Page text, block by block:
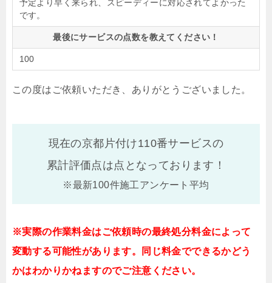
予定より早く来られ、スピーディーに対応されてよかった
です。
最後にサービスの点数を教えてください！
100
この度はご依頼いただき、ありがとうございました。
現在の京都片付け110番サービスの
累計評価点は点となっております！
※最新100件施工アンケート平均
※実際の作業料金はご依頼時の最終処分料金によって
変動する可能性があります。同じ料金でできるかどう
かはわかりかねますのでご注意ください。